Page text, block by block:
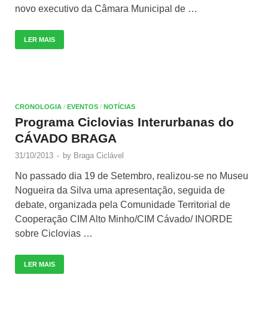
novo executivo da Câmara Municipal de …
LER MAIS
CRONOLOGIA / EVENTOS / NOTÍCIAS
Programa Ciclovias Interurbanas do
CÁVADO BRAGA
31/10/2013 - by Braga Ciclável
No passado dia 19 de Setembro, realizou-se no Museu
Nogueira da Silva uma apresentação, seguida de
debate, organizada pela Comunidade Territorial de
Cooperação CIM Alto Minho/CIM Cávado/ INORDE
sobre Ciclovias …
LER MAIS